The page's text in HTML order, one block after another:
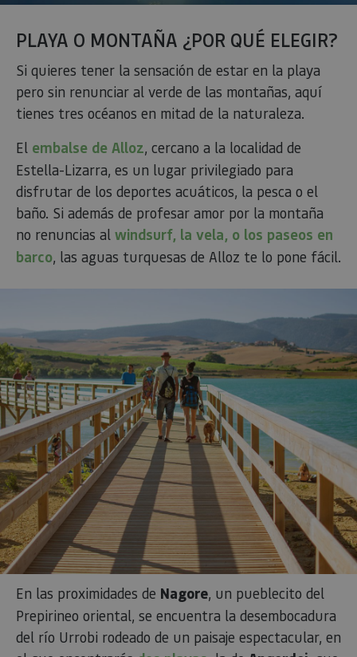
PLAYA O MONTAÑA ¿POR QUÉ ELEGIR?
Si quieres tener la sensación de estar en la playa
pero sin renunciar al verde de las montañas, aquí
tienes tres océanos en mitad de la naturaleza.
El embalse de Alloz, cercano a la localidad de
Estella-Lizarra, es un lugar privilegiado para
disfrutar de los deportes acuáticos, la pesca o el
baño. Si además de profesar amor por la montaña
no renuncias al windsurf, la vela, o los paseos en
barco, las aguas turquesas de Alloz te lo pone fácil.
En las proximidades de Nagore, un pueblecito del
Prepirineo oriental, se encuentra la desembocadura
del río Urrobi rodeado de un paisaje espectacular, en